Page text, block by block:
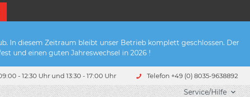
In diesem Zeitraum bleibt unser Betrieb komplett geschlossen. Der
und einen guten Jahreswechsel in 2026 !
- 12:30 Uhr und 13:30 - 17:00 Uhr Telefon +49 (0) 8035-9638892
Service/Hilfe